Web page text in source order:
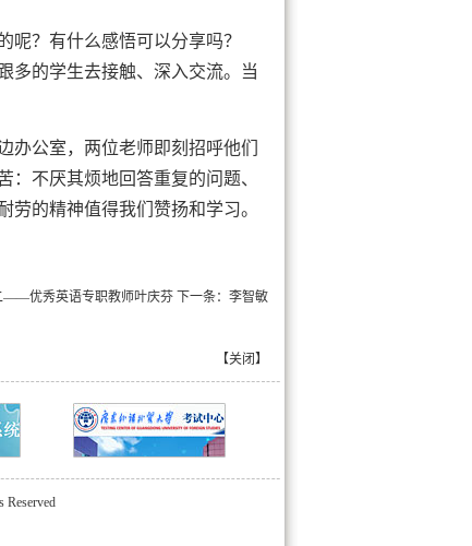
呢？有什么感悟可以分享吗？
多的学生去接触、深入交流。当
公室，两位老师即刻招呼他们
不厌其烦地回答重复的问题、
的精神值得我们赞扬和学习。
——优秀英语专职教师叶庆芬 下一条： 李智敏
【关闭】